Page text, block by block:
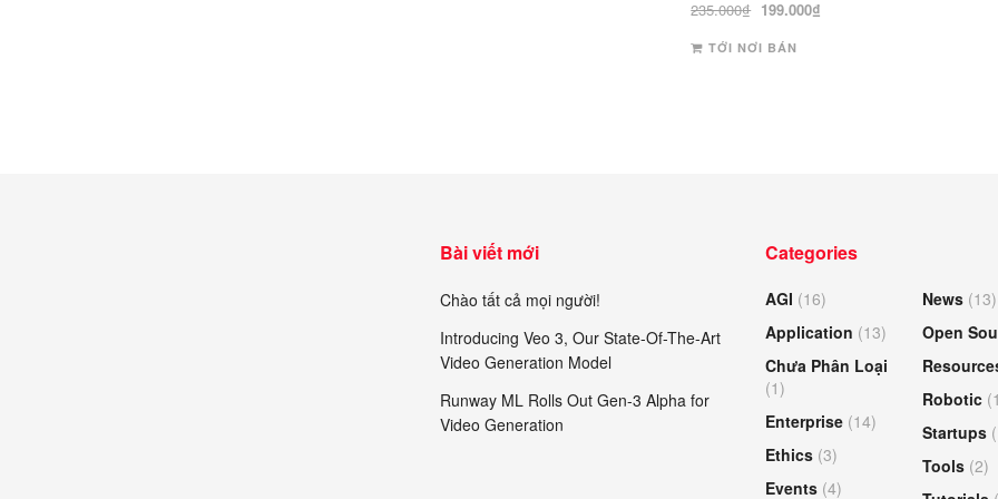
Được
xếp
3
5 sao
235.000₫ Giá
là:
199.000₫
TỚI NƠI BÁN
Bài viết mới
Chào tất cả mọi người!
Introducing Veo 3, Our State-Of-The-Art
Video Generation Model
Runway ML Rolls Out Gen-3 Alpha for
Video Generation
Categories
AGI (16)
Application (13)
Chưa Phân Loại
(1)
Enterprise (14)
Ethics (3)
Events (4)
News (13)
Open
Robotic
Startups
Tools (2)